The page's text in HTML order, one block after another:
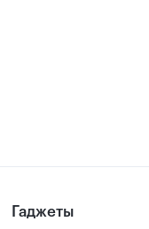
Гаджеты